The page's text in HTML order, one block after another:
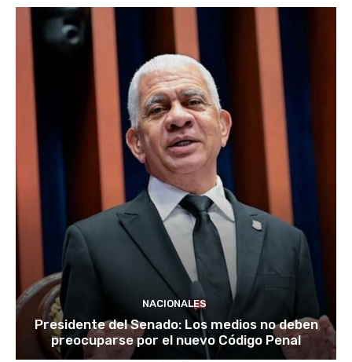
NACIONALES
Presidente del Senado: Los medios no deben
preocuparse por el nuevo Código Penal